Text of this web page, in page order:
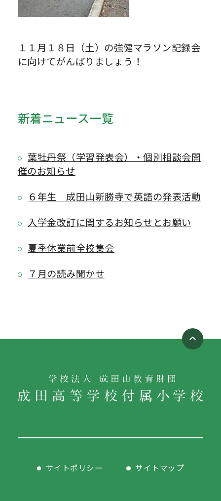
１１月１８日（土）の強健マラソン記録会
に向けてがんばりましょう！
新着ニュース一覧
葉牡丹祭（学習発表会）・個別相談会開
催のお知らせ
６年生 成田山新勝寺で英語の発表活動
入学金改訂に関するお知らせとお願い
夏季休業前全校集会
７月の読み聞かせ
サイトポリシー サイトマップ